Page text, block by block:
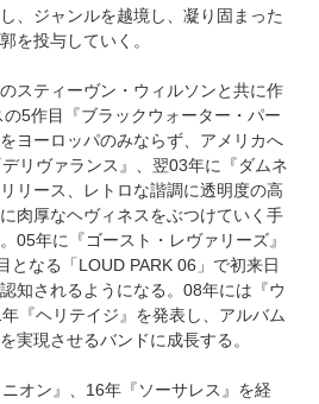
、ジャンルを越境し、凝り固まった
を投与していく。
スティーヴン・ウィルソンと共に作
5作目『ブラックウォーター・パー
ヨーロッパのみならず、アメリカへ
リヴァランス』、翌03年に『ダムネ
リース、レトロな諧調に透明度の高
肉厚なヘヴィネスをぶつけていく手
05年に『ゴースト・レヴァリーズ』
となる「LOUD PARK 06」で初来日
知されるようになる。08年には『ウ
『ヘリテイジ』を発表し、アルバム
実現させるバンドに成長する。
オン』、16年『ソーサレス』を経